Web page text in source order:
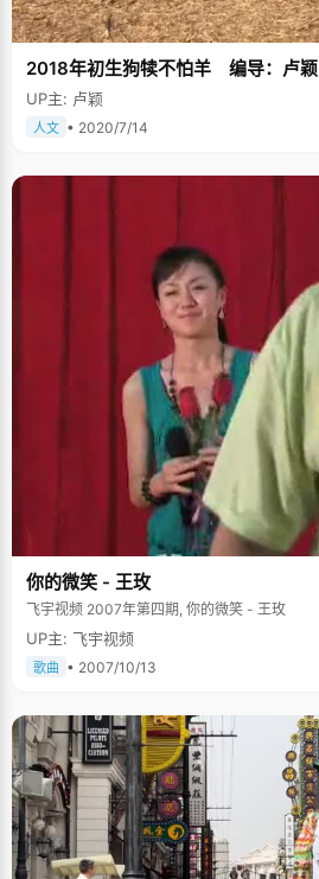
2018年初生狗犊不怕羊 编导：卢颖
UP主: 卢颖
人文 • 2020/7/14
你的微笑 - 王玫
飞宇视频 2007年第四期, 你的微笑 - 王玫
UP主: 飞宇视频
歌曲 • 2007/10/13